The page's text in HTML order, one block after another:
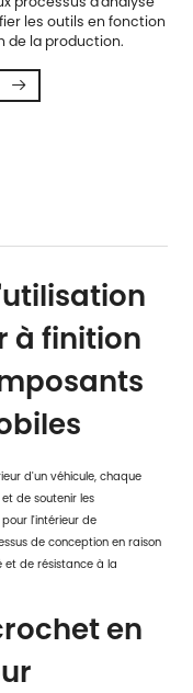
les outils en fonction
de la production.

à finition
d'un véhicule, chaque
de soutenir les
l'intérieur de
de conception en raison
et de résistance à la
en